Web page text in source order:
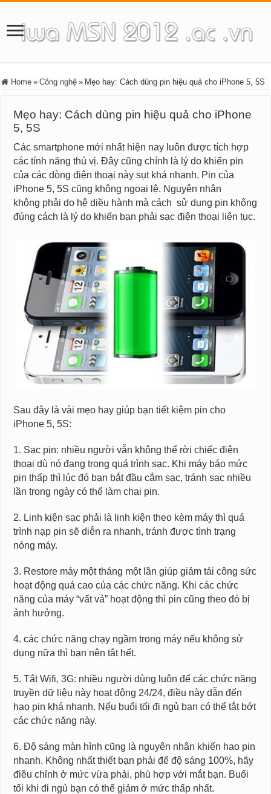
Home » Công nghệ » Mẹo hay: Cách dùng pin hiệu quả cho iPhone 5, 5S
Mẹo hay: Cách dùng pin hiệu quả cho iPhone
5, 5S
Các smartphone mới nhất hiện nay luôn được tích hợp
các tính năng thú vị. Đây cũng chính là lý do khiến pin
của các dòng điện thoại này sụt khá nhanh. Pin của
iPhone 5, 5S cũng không ngoại lệ. Nguyên nhân
không phải do hệ diều hành mà cách sử dụng pin không
đúng cách là lý do khiến bạn phải sạc điện thoại liên tục.
Sau đây là vài mẹo hay giúp bạn tiết kiệm pin cho
iPhone 5, 5S:
1. Sạc pin: nhiều người vẫn không thể rời chiếc điện
thoại dù nó đang trong quá trình sạc. Khi máy báo mức
pin thấp thì lúc đó bạn bắt đầu cắm sạc, tránh sạc nhiều
lần trong ngày có thể làm chai pin.
2. Linh kiện sạc phải là linh kiện theo kèm máy thì quá
trình nạp pin sẽ diễn ra nhanh, tránh được tình trạng
nóng máy.
3. Restore máy một tháng một lần giúp giảm tải công sức
hoạt động quá cao của các chức năng. Khi các chức
năng của máy “vất vả” hoạt động thì pin cũng theo đó bị
ảnh hưởng.
4. các chức năng chạy ngầm trong máy nếu không sử
dụng nữa thì bạn nên tắt hết.
5. Tắt Wifi, 3G: nhiều người dùng luôn để các chức năng
truyền dữ liệu này hoạt động 24/24, điều này dẫn đến
hao pin khá nhanh. Nếu buổi tối đi ngủ bạn có thể tắt bớt
các chức năng này.
6. Độ sáng màn hình cũng là nguyên nhân khiến hao pin
nhanh. Không nhất thiết bạn phải để độ sáng 100%, hãy
điều chỉnh ở mức vừa phải, phù hợp với mắt bạn. Buổi
tối khi đi ngủ bạn có thể giảm ở mức thấp nhất.